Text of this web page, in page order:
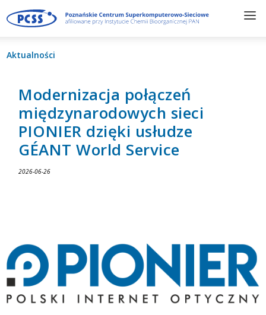
Aktualności
Modernizacja połączeń
międzynarodowych sieci
PIONIER dzięki usłudze
GÉANT World Service
2026-06-26